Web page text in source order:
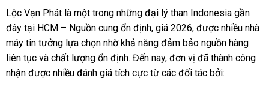
Lộc Vạn Phát là một trong những đại lý than Indonesia gần
đây tại HCM – Nguồn cung ổn định, giá 2026, được nhiều nhà
máy tin tưởng lựa chọn nhờ khả năng đảm bảo nguồn hàng
liên tục và chất lượng ổn định. Đến nay, đơn vị đã thành công
nhận được nhiều đánh giá tích cực từ các đối tác bởi: